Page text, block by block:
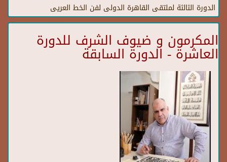
الدورة الثالثة لملتقى القاهرة الدولى لفن الخط العريى
المكرمون و ضيوف الشرف للدورة
العاشرة - الدورة السابقة